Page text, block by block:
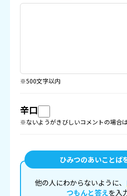
※500文字以内
辛口
※ないようがきびしいコメントの場合
ひみつのあいことば
他の人にわからないように、
つもんと答えを入